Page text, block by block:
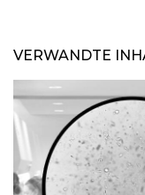
VERWANDTE